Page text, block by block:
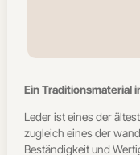
Ein Traditionsmaterial
Leder ist eines der
zugleich eines der
Beständigkeit und